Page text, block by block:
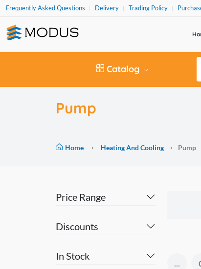
Frequently Asked Questions Delivery Trading Policy
Catalog
Pump
Home Heating And Cooling Pump
...
Price Range
Discounts
In Stock